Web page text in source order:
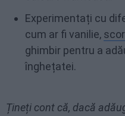
Experimentați cu
cum ar fi vanilie,
ghimbir pentru a
înghețatei.
Țineți cont că, dacă